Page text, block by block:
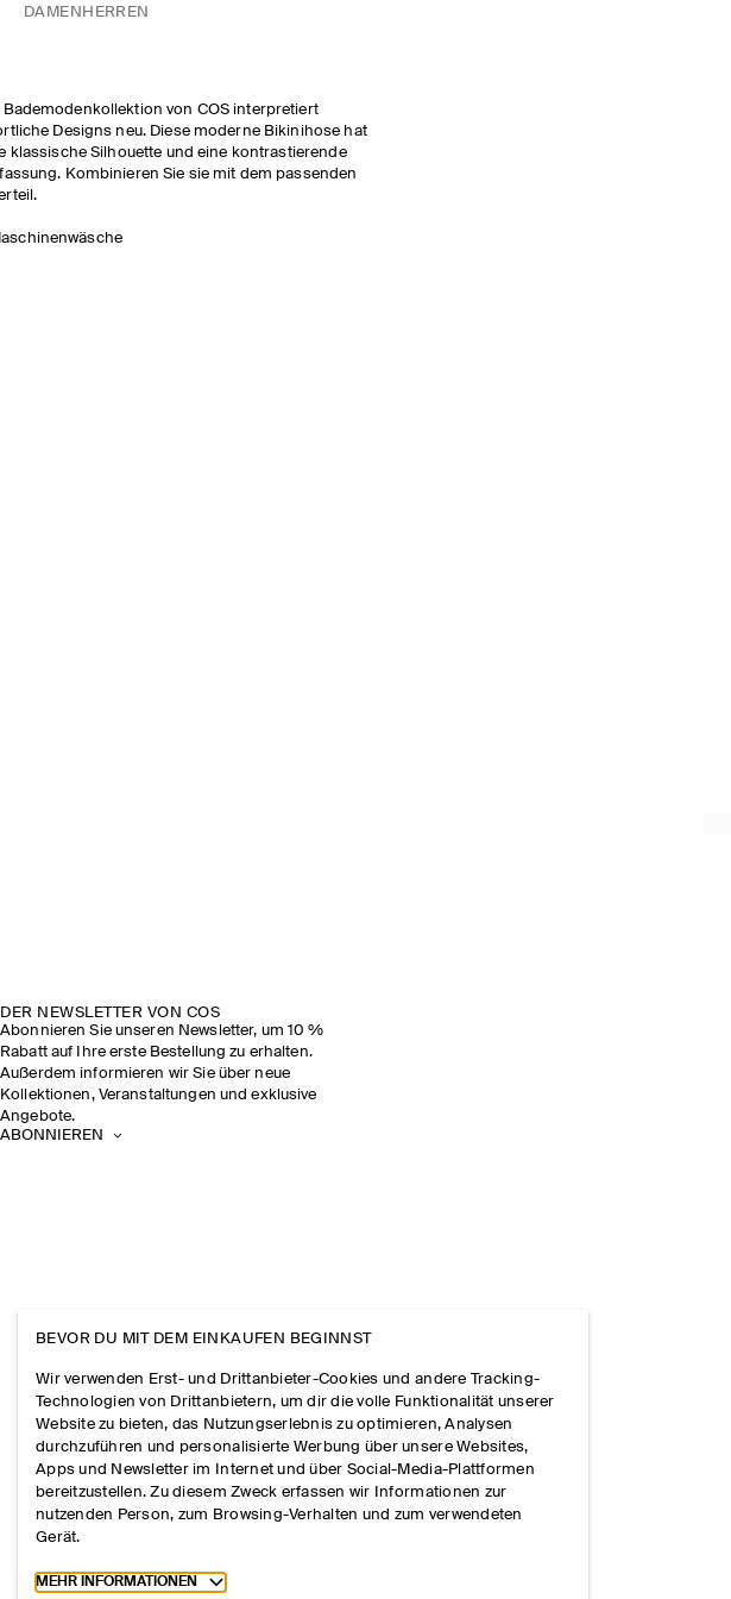
DAMEN HERREN
Bademodenkollektion von COS interpretiert
Designs neu. Diese moderne Bikinihose hat
klassische Silhouette und eine kontrastierende
Kombinieren Sie sie mit dem passenden
DER NEWSLETTER VON COS
Abonnieren Sie unseren Newsletter, um 10 %
Rabatt auf Ihre erste Bestellung zu erhalten.
Außerdem informieren wir Sie über neue
Kollektionen, Veranstaltungen und exklusive
Angebote.
ABONNIEREN
BEVOR DU MIT DEM EINKAUFEN BEGINNST
Wir verwenden Erst- und Drittanbieter-Cookies und andere Tracking-
Technologien von Drittanbietern, um dir die volle Funktionalität unserer
Website zu bieten, das Nutzungserlebnis zu optimieren, Analysen
durchzuführen und personalisierte Werbung über unsere Websites,
Apps und Newsletter im Internet und über Social-Media-Plattformen
bereitzustellen. Zu diesem Zweck erfassen wir Informationen zur
nutzenden Person, zum Browsing-Verhalten und zum verwendeten
Gerät.
Toggle more cookie information
MEHR INFORMATIONEN